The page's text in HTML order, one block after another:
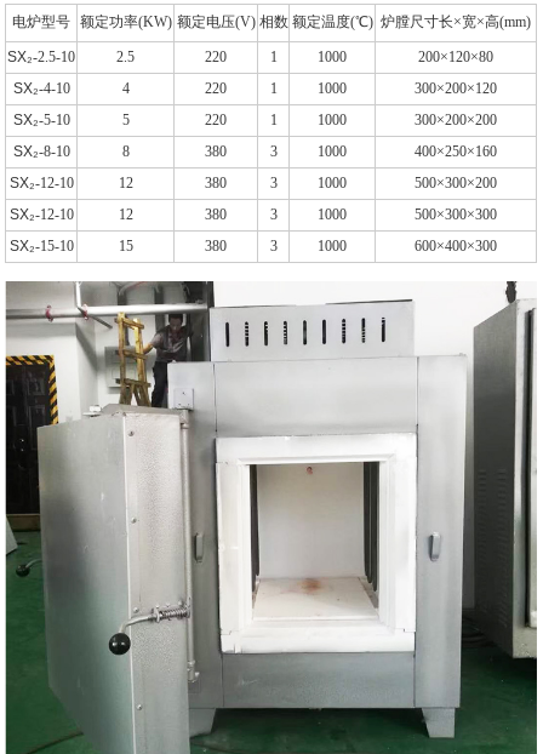
电炉型号 额定功率(KW) 额定电压(V) 相数 额定温度(℃) 炉膛尺寸长×宽×高(mm)
SX₂-2.5-10 2.5 220 1 1000
200×120×80
SX₂-4-10 4 220 1 1000
300×200×120
SX₂-5-10 5 220 1 1000
300×200×200
SX₂-8-10 8 380 3 1000
400×250×160
SX₂-12-10 12 380 3 1000
500×300×200
SX₂-12-10 12 380 3 1000
500×300×300
SX₂-15-10 15 380 3 1000 600×400×300